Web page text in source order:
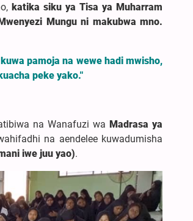
katika siku ya Tisa ya Muharram
Mungu ni makubwa mno.
pamoja na wewe hadi mwisho,
peke yako."
na Wanafuzi wa Madrasa ya
na aendelee kuwadumisha
iwe juu yao).